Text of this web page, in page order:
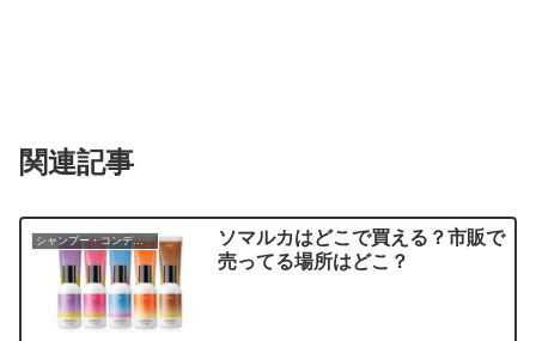
関連記事
シャンプー・コンディショナー
ソマルカはどこで買える？市販で
売ってる場所はどこ？